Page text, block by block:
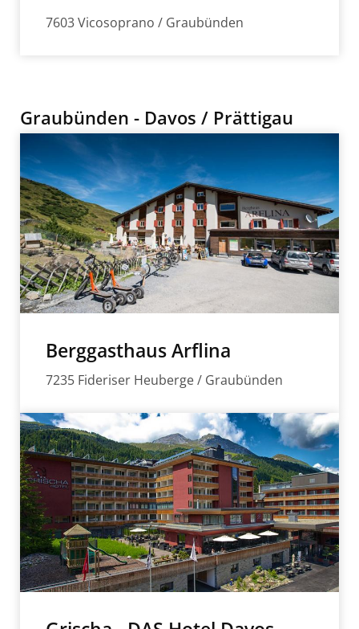
7603 Vicosoprano / Graubünden
Graubünden - Davos / Prättigau
Berggasthaus Arflina
7235 Fideriser Heuberge / Graubünden